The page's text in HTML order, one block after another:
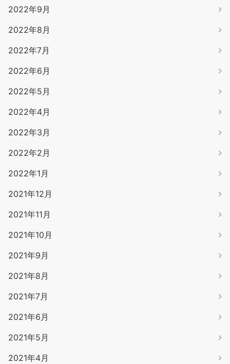
2022年9月
2022年8月
2022年7月
2022年6月
2022年5月
2022年4月
2022年3月
2022年2月
2022年1月
2021年12月
2021年11月
2021年10月
2021年9月
2021年8月
2021年7月
2021年6月
2021年5月
2021年4月